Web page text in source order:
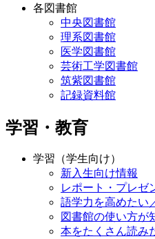
各図書館
中央図書館
理系図書館
医学図書館
芸術工学図書館
筑紫図書館
記録資料館
学習・教育
学習（学生向け）
新入生向け情報
レポート・プレゼ
語学力を高めたい
図書館の使い方が
本をたくさん読み